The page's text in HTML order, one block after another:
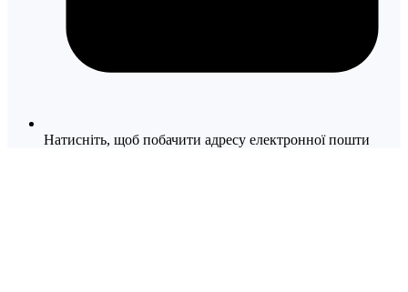
Натисніть, щоб побачити адресу електронної пошти